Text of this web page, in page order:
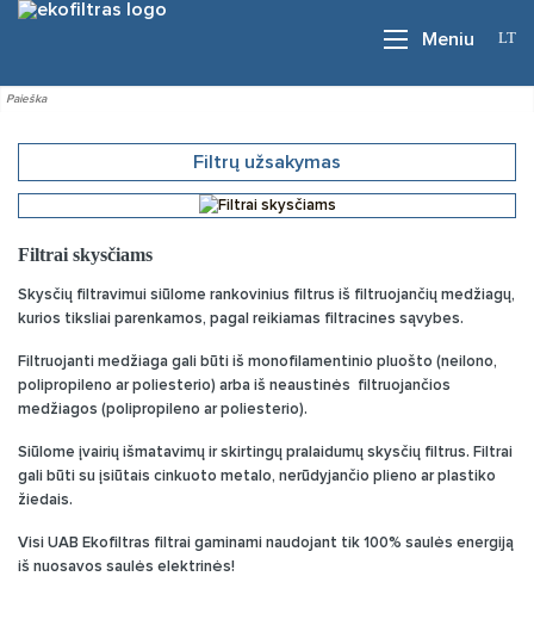
Meniu LT
Filtrų užsakymas
Filtrai skysčiams
Skysčių filtravimui siūlome rankovinius filtrus iš filtruojančių medžiagų,
kurios tiksliai parenkamos, pagal reikiamas filtracines sąvybes.
Filtruojanti medžiaga gali būti iš monofilamentinio pluošto (neilono,
polipropileno ar poliesterio) arba iš neaustinės filtruojančios
medžiagos (polipropileno ar poliesterio).
Siūlome įvairių išmatavimų ir skirtingų pralaidumų skysčių filtrus. Filtrai
gali būti su įsiūtais cinkuoto metalo, nerūdyjančio plieno ar plastiko
žiedais.
Visi UAB Ekofiltras filtrai gaminami naudojant tik 100% saulės energiją
iš nuosavos saulės elektrinės!